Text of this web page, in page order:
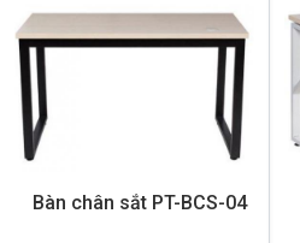
Bàn chân sắt PT-BCS-04